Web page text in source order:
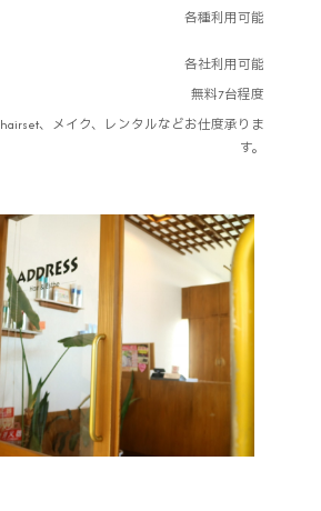
各種利用可能
各社利用可能
無料7台程度
hairset、メイク、レンタルなどお仕度承りま
す。